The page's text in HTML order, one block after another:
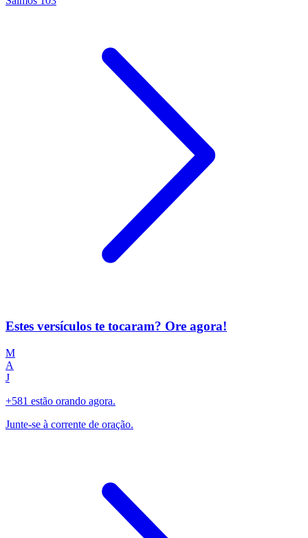
Estes versículos te tocaram? Ore agora!
M
A
J
+581 estão orando agora.
Junte-se à corrente de oração.